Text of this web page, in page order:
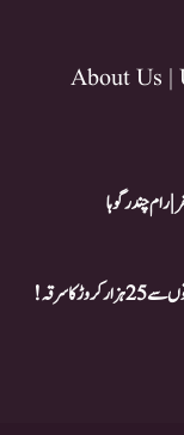
About Us |
| رام چندر گوہا
غریب بینک اکاؤنٹ ہولڈرس کے کھاتوں سے 25 ہزار کروڑ کا سرقہ!